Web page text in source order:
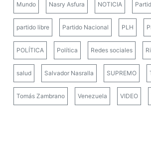
Mundo Nasry Asfura NOTICIA
partido libre Partido Nacional PLH
POLÍTICA Política Redes sociales
salud Salvador Nasralla SUPREMO
Tomás Zambrano Venezuela VIDEO